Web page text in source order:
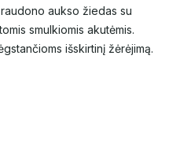
aukso žiedas su
smulkiomis akutėmis.
išskirtinį žėrėjimą.